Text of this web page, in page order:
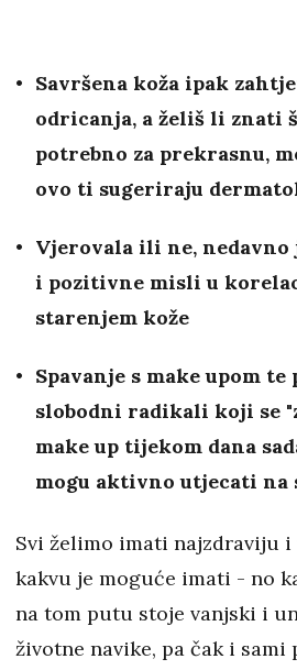
Savršena koža ipak
odricanja, a želiš li znati
potrebno za prekrasnu,
ovo ti sugeriraju
Vjerovala ili ne, nedavno
i pozitivne misli u
starenjem kože
Spavanje s make upom
slobodni radikali koji se
make up tijekom dana
mogu aktivno utjecati na
Svi želimo imati najzdraviju i
kakvu je moguće imati - no
na tom putu stoje vanjski i
životne navike, pa čak i sami